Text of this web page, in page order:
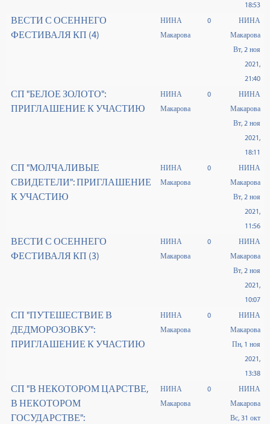
18:53
ВЕСТИ С ОСЕННЕГО
ФЕСТИВАЛЯ КП (4)
НИНА
Макарова
0
НИНА
Макарова
Вт, 2 ноя
2021,
21:40
СП "БЕЛОЕ ЗОЛОТО":
ПРИГЛАШЕНИЕ К УЧАСТИЮ
НИНА
Макарова
0
НИНА
Макарова
Вт, 2 ноя
2021,
18:11
СП "МОЛЧАЛИВЫЕ
СВИДЕТЕЛИ": ПРИГЛАШЕНИЕ
К УЧАСТИЮ
НИНА
Макарова
0
НИНА
Макарова
Вт, 2 ноя
2021,
11:56
ВЕСТИ С ОСЕННЕГО
ФЕСТИВАЛЯ КП (3)
НИНА
Макарова
0
НИНА
Макарова
Вт, 2 ноя
2021,
10:07
СП "ПУТЕШЕСТВИЕ В
ДЕДМОРОЗОВКУ":
ПРИГЛАШЕНИЕ К УЧАСТИЮ
НИНА
Макарова
0
НИНА
Макарова
Пн, 1 ноя
2021,
13:38
СП "В НЕКОТОРОМ ЦАРСТВЕ,
В НЕКОТОРОМ
ГОСУДАРСТВЕ":
НИНА
Макарова
0
НИНА
Макарова
Вс, 31 окт